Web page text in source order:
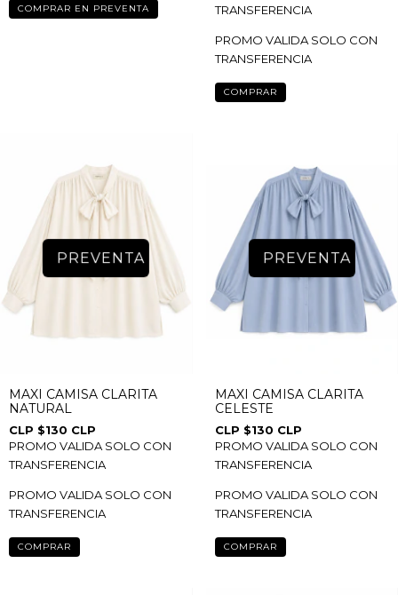
COMPRAR EN PREVENTA
TRANSFERENCIA
PROMO VALIDA SOLO CON
TRANSFERENCIA
COMPRAR
PREVENTA
MAXI CAMISA CLARITA
NATURAL
$130 CLP
PROMO VALIDA SOLO CON
TRANSFERENCIA
PROMO VALIDA SOLO CON
TRANSFERENCIA
COMPRAR
PREVENTA
MAXI CAMISA CLARITA
CELESTE
$130 CLP
PROMO VALIDA SOLO CON
TRANSFERENCIA
PROMO VALIDA SOLO CON
TRANSFERENCIA
COMPRAR